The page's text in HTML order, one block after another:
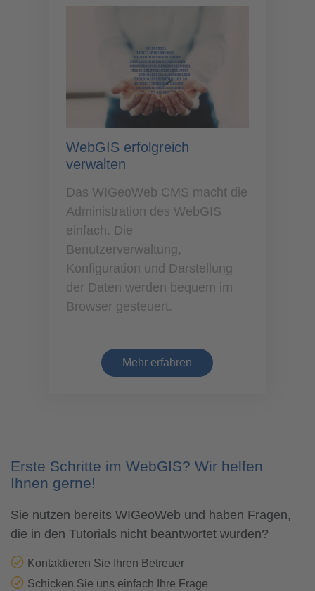
WebGIS erfolgreich
verwalten
Das WIGeoWeb CMS macht die
Administration des WebGIS
einfach. Die
Benutzerverwaltung,
Konfiguration und Darstellung
der Daten werden bequem im
Browser gesteuert.
Mehr erfahren
Erste Schritte im WebGIS? Wir helfen
Ihnen gerne!
Sie nutzen bereits WIGeoWeb und haben Fragen,
die in den Tutorials nicht beantwortet wurden?
Kontaktieren Sie Ihren Betreuer
Schicken Sie uns einfach Ihre Frage